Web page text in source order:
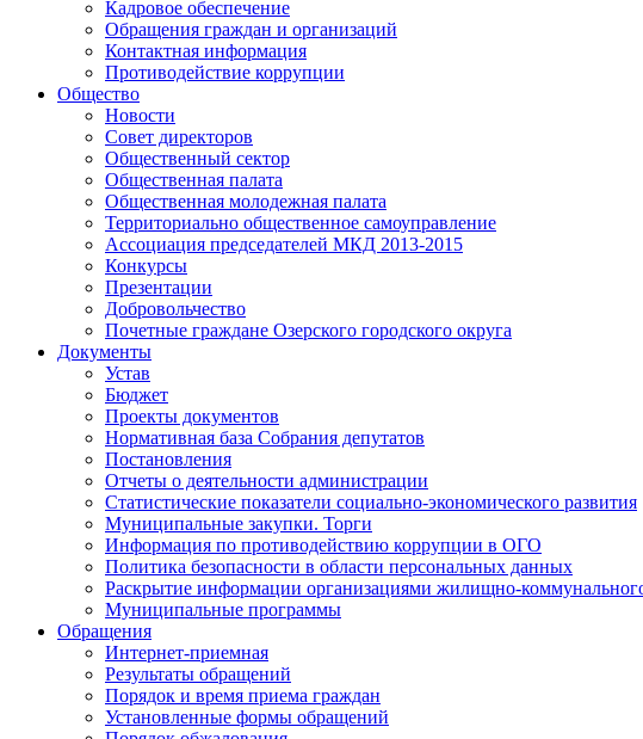
Кадровое обеспечение
Обращения граждан и организаций
Контактная информация
Противодействие коррупции
Общество
Новости
Совет директоров
Общественный сектор
Общественная палата
Общественная молодежная палата
Территориально общественное самоуправление
Ассоциация председателей МКД 2013-2015
Конкурсы
Презентации
Добровольчество
Почетные граждане Озерского городского округа
Документы
Устав
Бюджет
Проекты документов
Нормативная база Собрания депутатов
Постановления
Отчеты о деятельности администрации
Статистические показатели социально-экономического развития
Муниципальные закупки. Торги
Информация по противодействию коррупции в ОГО
Политика безопасности в области персональных данных
Раскрытие информации организациями жилищно-
Муниципальные программы
Обращения
Интернет-приемная
Результаты обращений
Порядок и время приема граждан
Установленные формы обращений